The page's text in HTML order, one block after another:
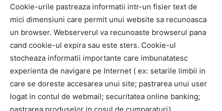
Cookie-urile pastreaza informatii intr-un fisier text de
mici dimensiuni care permit unui website sa recunoasca
un browser. Webserverul va recunoaste browserul pana
cand cookie-ul expira sau este sters. Cookie-ul
stocheaza informatii importante care imbunatatesc
experienta de navigare pe Internet ( ex: setarile limbii in
care se doreste accesarea unui site; pastrarea unui user
logat in contul de webmail; securitatea online banking;